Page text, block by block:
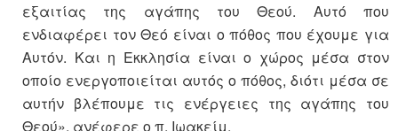
εξαιτίας της αγάπης του Θεού. Αυτό που
ενδιαφέρει τον Θεό είναι ο πόθος που έχουμε για
Αυτόν. Και η Εκκλησία είναι ο χώρος μέσα στον
οποίο ενεργοποιείται αυτός ο πόθος, διότι μέσα σε
αυτήν βλέπουμε τις ενέργειες της αγάπης του
Θεού», ανέφερε ο π. Ιωακείμ.